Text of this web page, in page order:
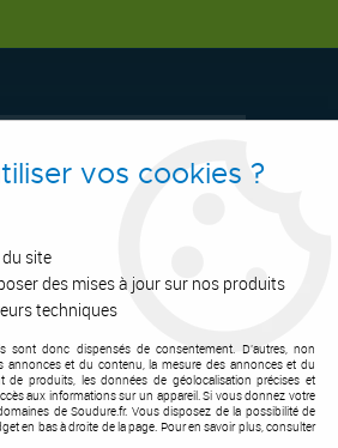
COUPE SOUDURE E.P.I
>Perceuse taraudeuse sur colonne 35
vos cookies ?
site
des mises à jour sur nos produits
techniques
sont donc dispensés de consentement. D'autres, non
annonces et du contenu, la mesure des annonces et du
de produits, les données de géolocalisation précises et
aux informations sur un appareil. Si vous donnez votre
de Soudure.fr. Vous disposez de la possibilité de
en bas à droite de la page. Pour en savoir plus, consulter